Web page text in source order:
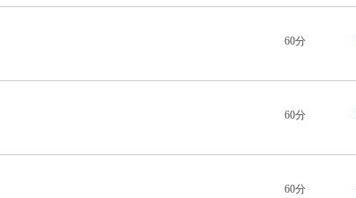
60分
60分
60分